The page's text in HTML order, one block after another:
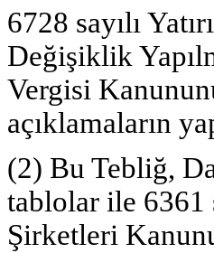
6728 sayılı
Değişiklik
Vergisi
açıklamaların
(2) Bu Tebliğ,
tablolar ile 6361
Şirketleri